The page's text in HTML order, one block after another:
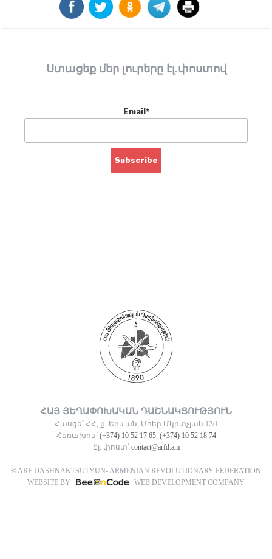
Ստացեք մեր լուրերը էլ.փոստով
Email*
ՀԱՅ ՅԵՂԱՓՈԽԱԿԱՆ ԴԱՇՆԱԿՑՈՒԹՅՈՒՆ
Հասցե՝ ՀՀ, ք. Երևան, Մհեր Մկրտչյան 12/1
Հեռախոս՝ (+374) 10 52 17 65, (+374) 10 52 18 74
Էլ. փոստ՝ contact@arfd.am
© ARF DASHNAKTSUTYUN- ARMENIAN REVOLUTIONARY FEDERATION
WEBSITE BY
WEB DEVELOPMENT COMPANY